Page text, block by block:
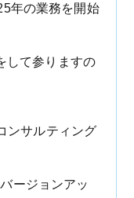
年の業務を開始
して参りますの
ンサルティング
ージョンアッ